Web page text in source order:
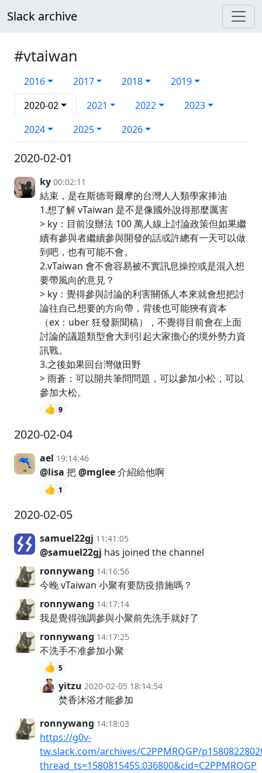
Slack archive
#vtaiwan
2016 2017 2018
2019
2020-02
2021 2022
2023
2024
2025 2026
2020-02-01
ky 00:02:11
結束，是在斯德哥爾摩的台灣人人類學家捧油
1.想了解 vTaiwan 是不是像國外說得那麼厲害
> ky：目前沒辦法 100 萬人線上討論政策但如果繼
續有參與者繼續參與開發的話或許總有一天可以做
到吧，也有可能不會。
2.vTaiwan 會不會容易被不實訊息操控或是混入想
要帶風向的意見？
> ky：覺得參與討論的利害關係人本來就會想把討
論往自己想要的方向帶，背後也可能狹有資本
（ex：uber 狂發新聞稿），不覺得目前會在上面
討論的議題類型會大到引起大家擔心的境外勢力資
訊戰。
3.之後如果回台灣做田野
> 雨蒼：可以開共筆問問題，可以參加小松，可以
參加大松。
👍 9
2020-02-04
ael 19:14:46
@lisa 把@mglee介紹給他啊
👍 1
2020-02-05
samuel22gj 11:41:05
@samuel22gj has joined the channel
ronnywang 14:16:56
今晚 vTaiwan 小聚有要防疫措施嗎？
ronnywang 14:17:14
我是覺得強調參與小聚前先洗手就好了
ronnywang 14:17:25
不洗手不准參加小聚
👍 5
yitzu 2020-02-05 18:14:54
焚香沐浴才能參加
ronnywang 14:18:03
https://g0v-
tw.slack.com/archives/C2PPMRQGP/
thread_ts=1580815455.036800&cid=C2PPMRQGP